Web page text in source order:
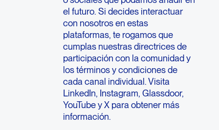
el futuro. Si decides interactuar
con nosotros en estas
plataformas, te rogamos que
cumplas nuestras directrices de
participación con la comunidad y
los términos y condiciones de
cada canal individual. Visita
LinkedIn, Instagram, Glassdoor,
YouTube y X para obtener más
información.